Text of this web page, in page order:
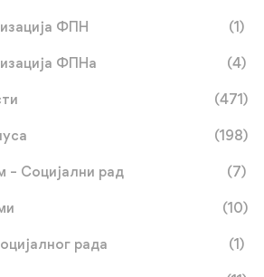
ФПН (1)
ФПНа (4)
(471)
(198)
– Социјални рад (7)
(10)
рада (1)